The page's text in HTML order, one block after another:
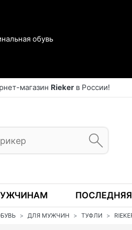
обувь
магазин Rieker в России!
ОБУВЬ ДЛЯ МУЖЧИН ТУФЛИ